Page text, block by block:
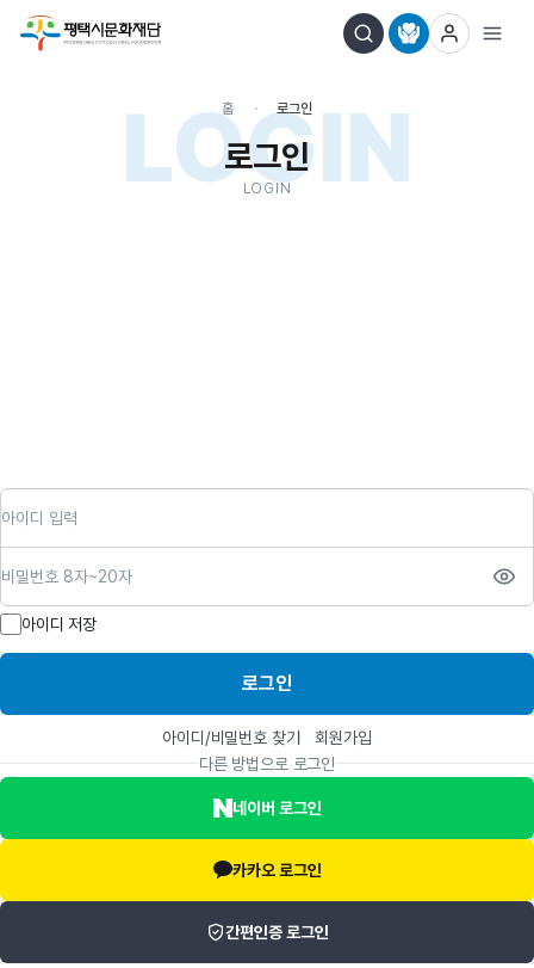
LOGIN
홈 로그인
로그인
LOGIN
아이디 저장
로그인
아이디/비밀번호 찾기
회원가입
다른 방법으로 로그인
네이버 로그인
카카오 로그인
간편인증 로그인